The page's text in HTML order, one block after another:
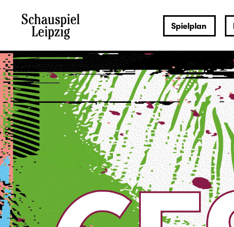
Spielplan
Sa., 22.08.
Ich denk schon
wieder (nur an dich)
(UA)
OPEN-AIR-THEATER
Ausverkauft
evtl. Restkarten an der Abendkasse